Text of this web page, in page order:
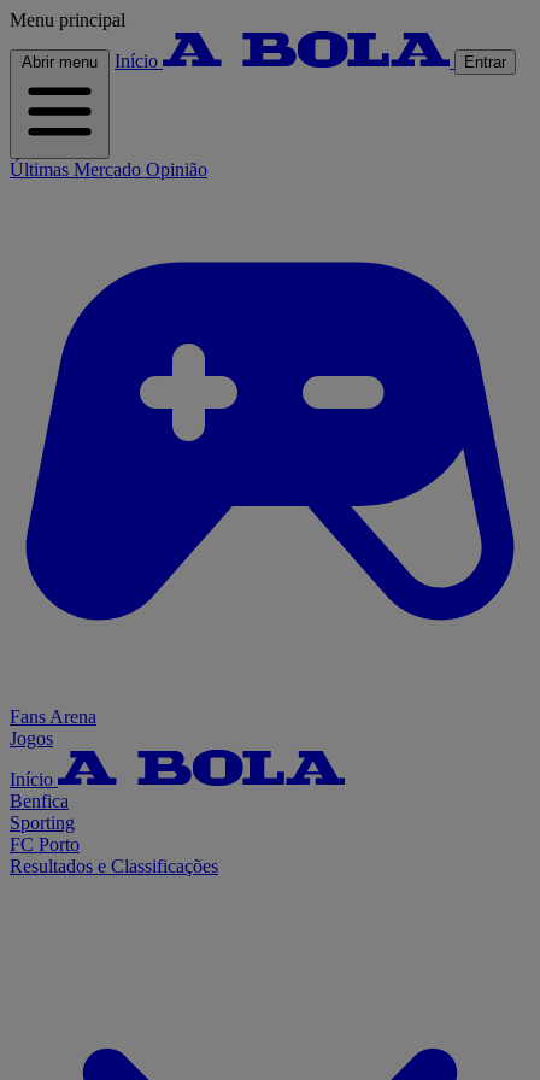
Menu principal
Abrir menu Início Entrar
Últimas Mercado Opinião
Fans Arena
Jogos
Início
Benfica
Sporting
FC Porto
Resultados e Classificações